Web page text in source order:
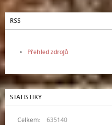
RSS
Přehled zdrojů
STATISTIKY
Celkem:
635140